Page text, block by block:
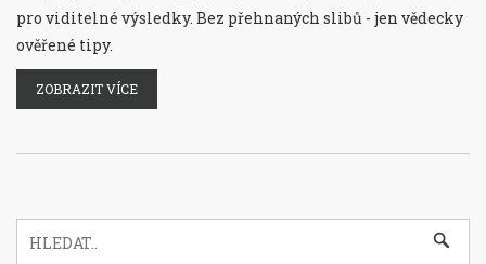
pro viditelné výsledky. Bez přehnaných slibů - jen vědecky
ověřené tipy.
ZOBRAZIT VÍCE